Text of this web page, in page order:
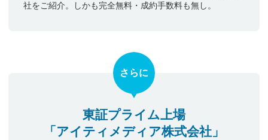
社をご紹介。しかも完全無料・成約手数料も無し。
さらに
東証プライム上場
「アイティメディア株式会社」